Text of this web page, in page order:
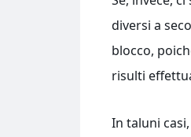
diversi a
blocco,
risulti
In taluni